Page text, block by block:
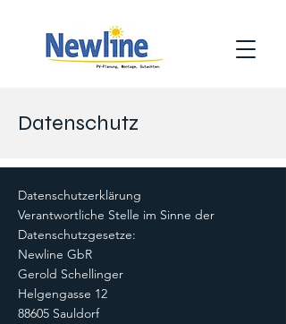
Datenschutz
Datenschutzerklärung
Verantwortliche Stelle im Sinne der
Datenschutzgesetze:
Newline GbR
Gerold Schellinger
Helgengasse 12
88605 Sauldorf